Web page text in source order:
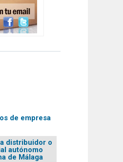
de empresa
distribuidor o
autónomo
de Málaga